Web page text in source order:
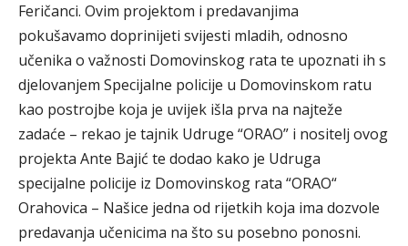
Feričanci. Ovim projektom i predavanjima
pokušavamo doprinijeti svijesti mladih, odnosno
učenika o važnosti Domovinskog rata te upoznati ih s
djelovanjem Specijalne policije u Domovinskom ratu
kao postrojbe koja je uvijek išla prva na najteže
zadaće – rekao je tajnik Udruge “ORAO” i nositelj ovog
projekta Ante Bajić te dodao kako je Udruga
specijalne policije iz Domovinskog rata “ORAO“
Orahovica – Našice jedna od rijetkih koja ima dozvole
predavanja učenicima na što su posebno ponosni.